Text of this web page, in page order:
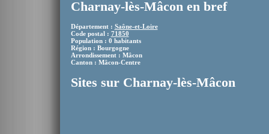
Charnay-lès-Mâcon en bref
Département : Saône-et-Loire
Code postal : 71850
Population : 0 habitants
Région : Bourgogne
Arrondissement : Mâcon
Canton : Mâcon-Centre
Sites sur Charnay-lès-Mâcon